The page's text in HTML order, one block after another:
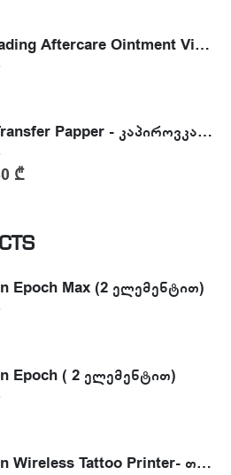
Microblading Aftercare Ointment Vitamin A&D
Tattoo Transfer Papper - კაპიროვკა - ტატუს ესკიზის კოპირების ქაღალდი
₾
Epoch Max (2 ელემენტით)
Epoch ( 2 ელემენტით)
Ambition Wireless Tattoo Printer- თერმული პრინტერი